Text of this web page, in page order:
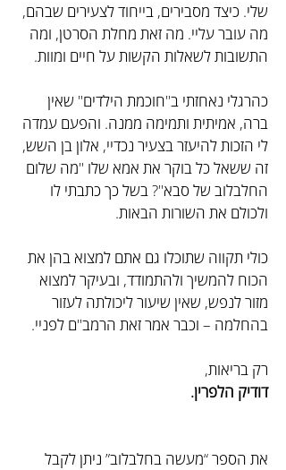
שלי. כיצד מסבירים, בייחוד לצעירים שבהם,
מה עובר עליי. מה זאת מחלת הסרטן, ומה
התשובות לשאלות הקשות על חיים ומוות.
כהרגלי נאחזתי ב"חוכמת הילדים" שאין
ברה, אמיתית ותמימה ממנה. והפעם עמדה
לי הזכות להיעזר בצעיר נכדיי, אלון בן השש,
זה ששאל כל בוקר את אמא שלו "מה שלום
החלבלוב של סבא"? בשל כך כתבתי לו
ולכולם את השורות הבאות.
כולי תקווה שתוכלו גם אתם למצוא בהן את
הכוח להמשיך ולהתמודד, ובעיקר למצוא
מזור לנפש, שאין שיעור ליכולתה לעזור
בהחלמה – וכבר אמר זאת הרמב"ם לפניי.
רק בריאות,
דודיק הלפרין.
את הספר “מעשה בחלבלוב” ניתן לקבל